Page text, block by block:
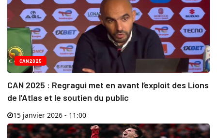
CAN2025
CAN 2025 : Regragui met en avant l’exploit des Lions
de l’Atlas et le soutien du public
15 janvier 2026 - 11:00